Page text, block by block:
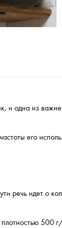
и одна из
его
речь идет о
плотностью